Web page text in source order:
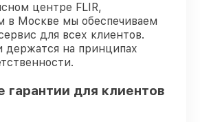
центре FLIR,
в Москве мы обеспечиваем
для всех клиентов.
держатся на принципах
гарантии для клиентов